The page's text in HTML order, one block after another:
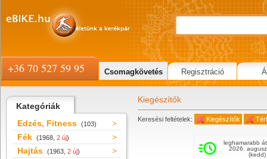
Kategóriák
Edzés, Fitness (103)
Fék (1968, 2 új)
Hajtás (1963, 2 új)
Kiegészítők
Keresési feltételek: Kiegészítők
leghamarabb
2026.
(kedd)
+36 70 527 59 95 Csomagkövetés Regisztráció